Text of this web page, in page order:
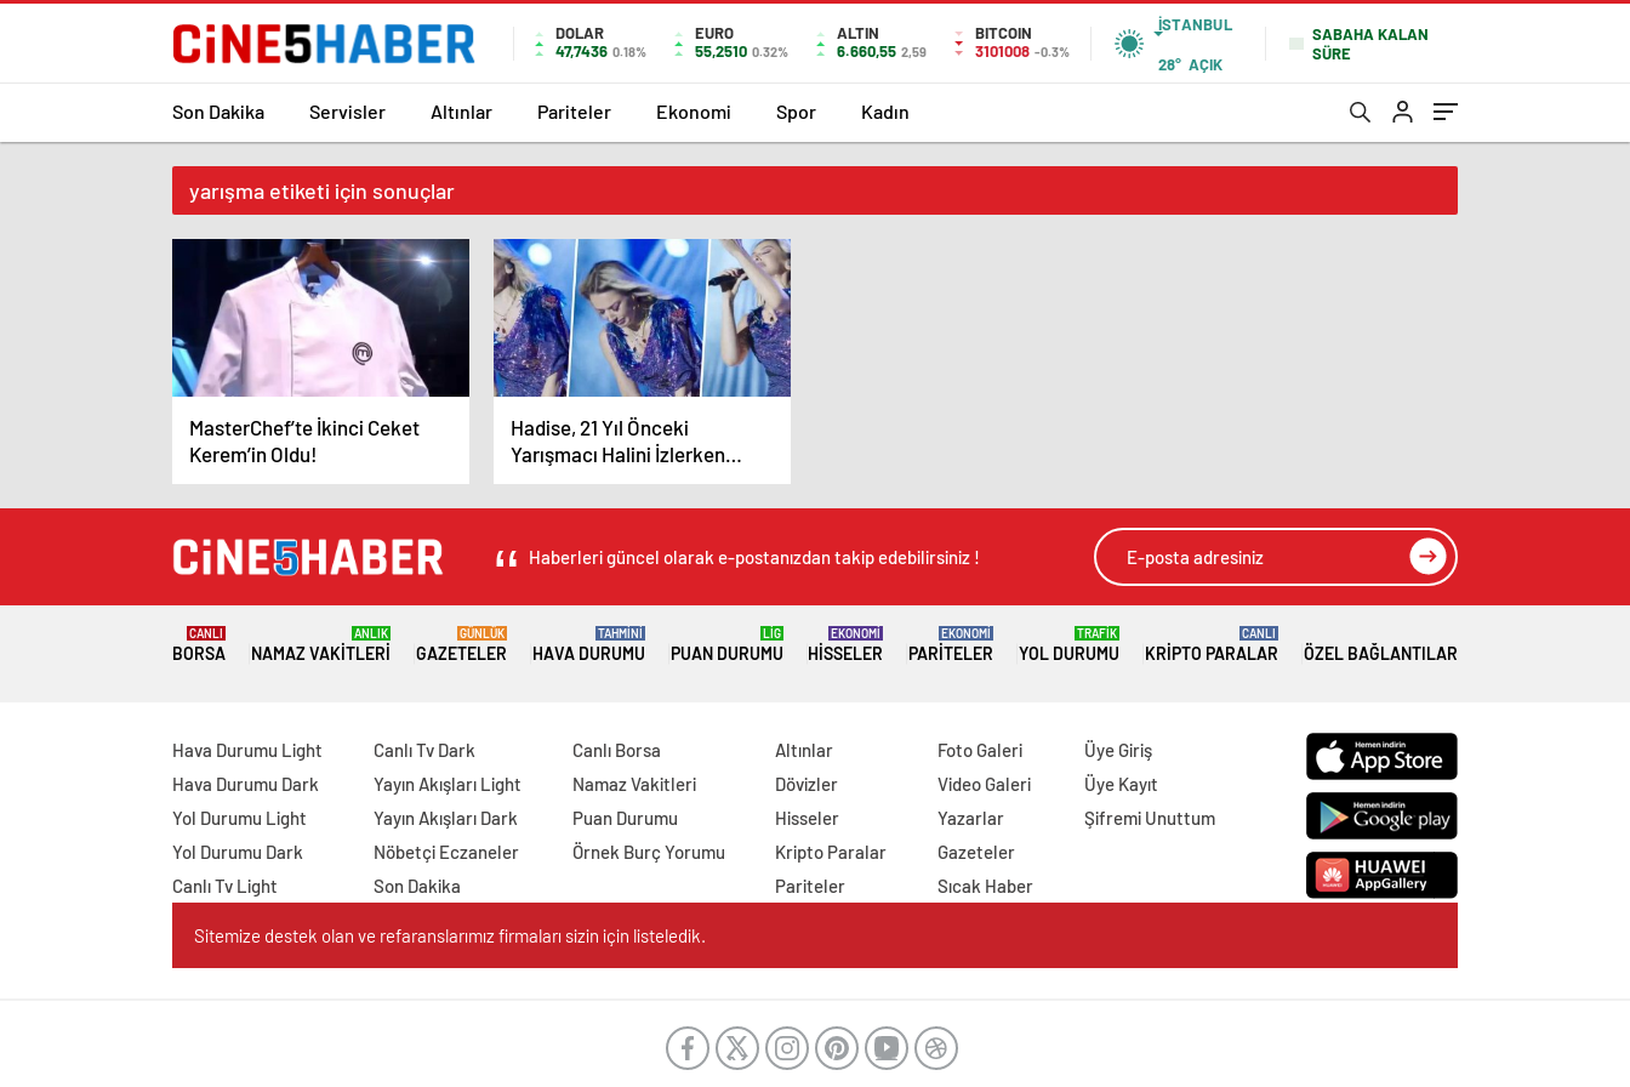
DOLAR
47,7436 0.18%
EURO
55,2510 0.32%
ALTIN
6.660,55 2,59
BITCOIN
3101008 -0.3%
İSTANBUL
28° AÇIK
SABAHA KALAN
SÜRE
Son Dakika Servisler Altınlar Pariteler Ekonomi Spor Kadın
yarışma etiketi için sonuçlar
MasterChef’te İkinci Ceket
Kerem’in Oldu!
Hadise, 21 Yıl Önceki
Yarışmacı Halini İzlerken
Gözyaşlarını Tutamadı
Haberleri güncel olarak e-postanızdan takip edebilirsiniz !
BORSA
CANLI
NAMAZ VAKITLERI
ANLIK
GAZETELER
GÜNLÜK
HAVA DURUMU
TAHMİNİ
PUAN DURUMU
LİG
HISSELER
EKONOMİ
PARITELER
EKONOMİ
YOL DURUMU
TRAFİK
KRIPTO PARALAR
CANLI
ÖZEL BAĞLANTILAR
Hava Durumu Light
Hava Durumu Dark
Yol Durumu Light
Yol Durumu Dark
Canlı Tv Light
Canlı Tv Dark
Yayın Akışları Light
Yayın Akışları Dark
Nöbetçi Eczaneler
Son Dakika
Canlı Borsa
Namaz Vakitleri
Puan Durumu
Örnek Burç Yorumu
Altınlar
Dövizler
Hisseler
Kripto Paralar
Pariteler
Foto Galeri
Video Galeri
Yazarlar
Gazeteler
Sıcak Haber
Üye Giriş
Üye Kayıt
Şifremi Unuttum
Sitemize destek olan ve refaranslarımız firmaları sizin için listeledik.